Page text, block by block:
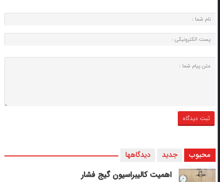
محبوب جدید دیدگاهها
اهمیت کالیبراسیون گیج فشار